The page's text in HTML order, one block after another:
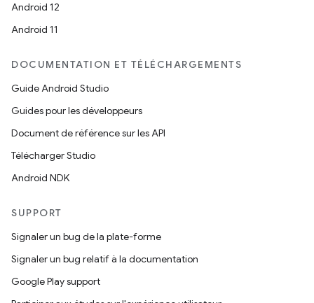
Android 12
Android 11
DOCUMENTATION ET TÉLÉCHARGEMENTS
Guide Android Studio
Guides pour les développeurs
Document de référence sur les API
Télécharger Studio
Android NDK
SUPPORT
Signaler un bug de la plate-forme
Signaler un bug relatif à la documentation
Google Play support